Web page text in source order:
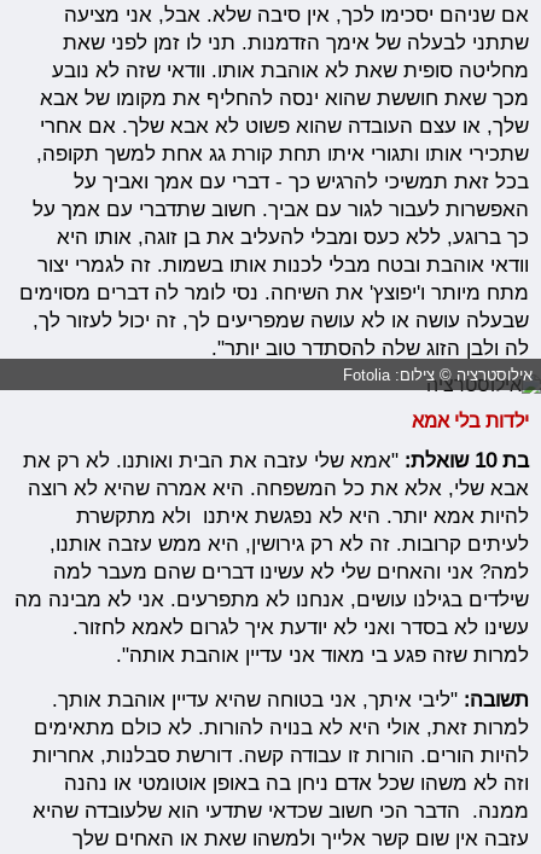
אם שניהם יסכימו לכך, אין סיבה שלא. אבל, אני מציעה
שתתני לבעלה של אימך הזדמנות. תני לו זמן לפני שאת
מחליטה סופית שאת לא אוהבת אותו. וודאי שזה לא נובע
מכך שאת חוששת שהוא ינסה להחליף את מקומו של אבא
שלך, או עצם העובדה שהוא פשוט לא אבא שלך. אם אחרי
שתכירי אותו ותגורי איתו תחת קורת גג אחת למשך תקופה,
בכל זאת תמשיכי להרגיש כך - דברי עם אמך ואביך על
האפשרות לעבור לגור עם אביך. חשוב שתדברי עם אמך על
כך ברוגע, ללא כעס ומבלי להעליב את בן זוגה, אותו היא
וודאי אוהבת ובטח מבלי לכנות אותו בשמות. זה לגמרי יצור
מתח מיותר ו'יפוצץ' את השיחה. נסי לומר לה דברים מסוימים
שבעלה עושה או לא עושה שמפריעים לך, זה יכול לעזור לך,
לה ולבן הזוג שלה להסתדר טוב יותר".
אילוסטרציה © צילום: Fotolia
ילדות בלי אמא
בת 10 שואלת:
"אמא שלי עזבה את הבית ואותנו. לא רק את
אבא שלי, אלא את כל המשפחה. היא אמרה שהיא לא רוצה
להיות אמא יותר. היא לא נפגשת איתנו ולא מתקשרת
לעיתים קרובות. זה לא רק גירושין, היא ממש עזבה אותנו,
למה? אני והאחים שלי לא עשינו דברים שהם מעבר למה
שילדים בגילנו עושים, אנחנו לא מתפרעים. אני לא מבינה מה
עשינו לא בסדר ואני לא יודעת איך לגרום לאמא לחזור.
למרות שזה פגע בי מאוד אני עדיין אוהבת אותה".
תשובה:"ליבי איתך, אני בטוחה שהיא עדיין אוהבת אותך.
למרות זאת, אולי היא לא בנויה להורות. לא כולם מתאימים
להיות הורים. הורות זו עבודה קשה. דורשת סבלנות, אחריות
וזה לא משהו שכל אדם ניחן בה באופן אוטומטי או נהנה
ממנה. הדבר הכי חשוב שכדאי שתדעי הוא שלעובדה שהיא
עזבה אין שום קשר אלייך ולמשהו שאת או האחים שלך